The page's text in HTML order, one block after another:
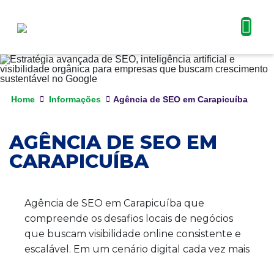
Home Informações Agência de SEO em Carapicuíba
AGÊNCIA DE SEO EM
CARAPICUÍBA
Agência de SEO em Carapicuíba que
compreende os desafios locais de negócios
que buscam visibilidade online consistente e
escalável. Em um cenário digital cada vez mais